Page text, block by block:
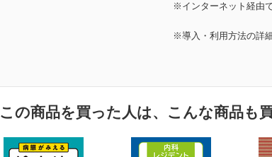
※インターネット経由
※導入・利用方法の詳
この商品を買った人は、こんな商品も